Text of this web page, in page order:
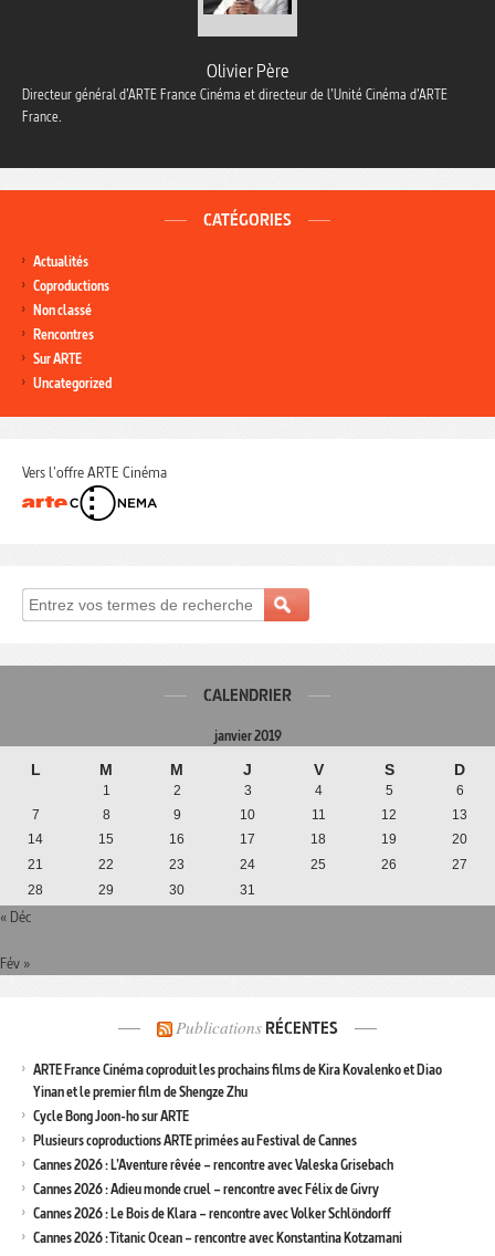
Olivier Père
Directeur général d’ARTE France Cinéma et directeur de l’Unité Cinéma d’ARTE
France.
CATÉGORIES
Actualités
Coproductions
Non classé
Rencontres
Sur ARTE
Uncategorized
Vers l'offre ARTE Cinéma
CALENDRIER
janvier 2019
L M M J V S D
1 2 3 4 5
6
7
8 9 10 11 12
13
14
15 16 17 18 19
20
21
22 23 24 25 26
27
28
29 30 31
« Déc
Fév »
Publications RÉCENTES
ARTE France Cinéma coproduit les prochains films de Kira Kovalenko et Diao
Yinan et le premier film de Shengze Zhu
Cycle Bong Joon-ho sur ARTE
Plusieurs coproductions ARTE primées au Festival de Cannes
Cannes 2026 : L’Aventure rêvée – rencontre avec Valeska Grisebach
Cannes 2026 : Adieu monde cruel – rencontre avec Félix de Givry
Cannes 2026 : Le Bois de Klara – rencontre avec Volker Schlöndorff
Cannes 2026 : Titanic Ocean – rencontre avec Konstantina Kotzamani